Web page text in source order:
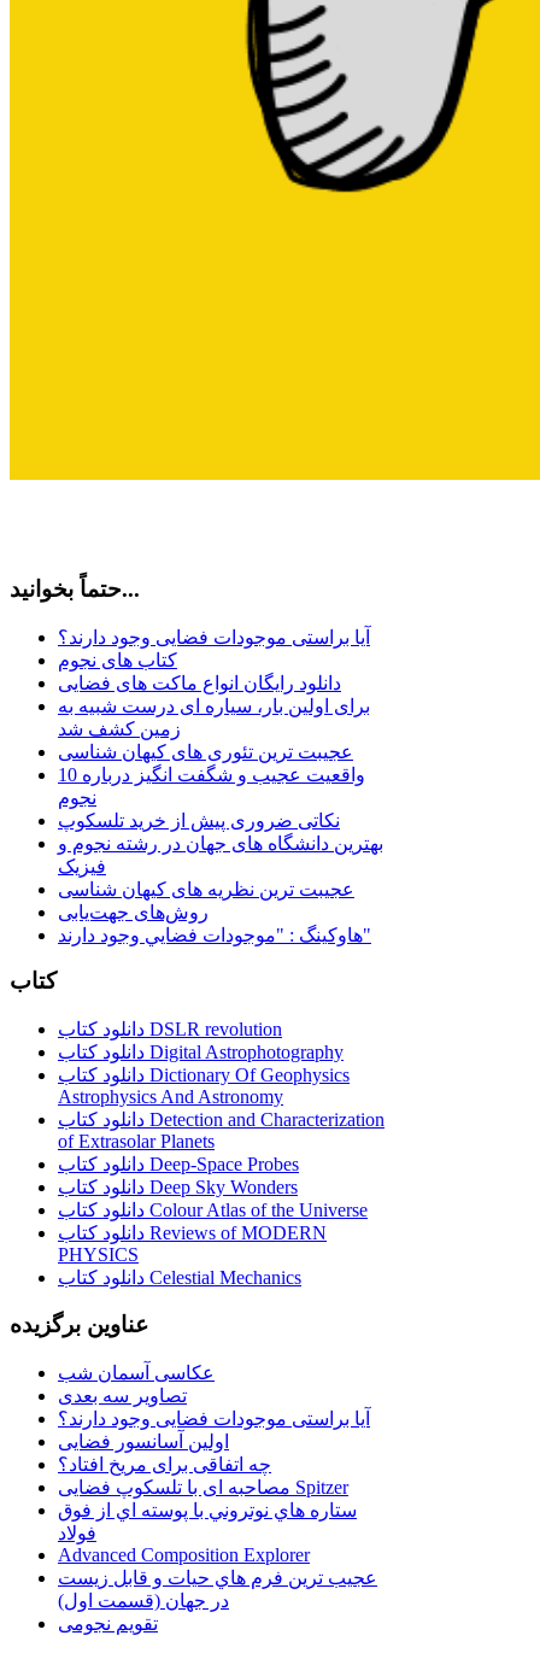
حتماً بخوانید...
آیا براستی موجودات فضایی وجود دارند؟
کتاب های نجوم
دانلود رایگان انواع ماکت های فضایی
برای اولین بار، سیاره ای درست شبیه به
زمین کشف شد
عجیبت ترین تئوری های کیهان شناسی
10 واقعیت عجیب و شگفت انگیز درباره
نجوم
نکاتی ضروری پیش از خرید تلسکوپ
بهترین دانشگاه های جهان در رشته نجوم و
فیزیک
عجیبت ترین نظریه های کیهان شناسی
روش‌های جهت‌یابی
هاوكينگ : "موجودات فضايي وجود دارند"
کتاب
دانلود کتاب DSLR revolution
دانلود کتاب Digital Astrophotography
دانلود کتاب Dictionary Of Geophysics
Astrophysics And Astronomy
دانلود کتاب Detection and Characterization
of Extrasolar Planets
دانلود کتاب Deep-Space Probes
دانلود کتاب Deep Sky Wonders
دانلود کتاب Colour Atlas of the Universe
دانلود کتاب Reviews of MODERN
PHYSICS
دانلود کتاب Celestial Mechanics
عناوین برگزیده
عکاسی آسمان شب
تصاویر سه بعدی
آیا براستی موجودات فضایی وجود دارند؟
اولین آسانسور فضایی
چه اتفاقی برای مریخ افتاد؟
مصاحبه ای با تلسکوپ فضایی Spitzer
ستاره هاي نوتروني با پوسته اي از فوق
فولاد
Advanced Composition Explorer
عجیب ترین فرم هاي حيات و قابل زيست
در جهان (قسمت اول)
تقویم نجومی